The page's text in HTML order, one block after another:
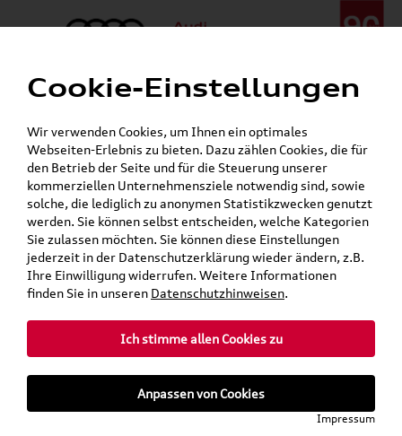
Menü
24h-Pannenhilfe:+49 (0)171 / 870 72 87
Gerade geöffnet
Verkauf:
Mo. - Fr. 08:00 - 19:00 Uhr Sa. 09:00 - 13:00 Uhr
Service:Mo. - Fr. 06:00 - 20:00 Uhr Sa. 08:00 - 13:00 Uhr
Jetzt sparen bei unseren
Dachboxen!
Grundträger zum Schnäppchenpreis
Cookie-Einstellungen
Wir verwenden Cookies, um Ihnen ein optimales
Webseiten-Erlebnis zu bieten. Dazu zählen Cookies, die für
den Betrieb der Seite und für die Steuerung unserer
kommerziellen Unternehmensziele notwendig sind, sowie
solche, die lediglich zu anonymen Statistikzwecken genutzt
werden. Sie können selbst entscheiden, welche Kategorien
Sie zulassen möchten. Sie können diese Einstellungen
jederzeit in der Datenschutzerklärung wieder ändern, z.B.
Ihre Einwilligung widerrufen. Weitere Informationen
finden Sie in unseren Datenschutzhinweisen.
Ich stimme allen Cookies zu
Anpassen von Cookies
Impressum